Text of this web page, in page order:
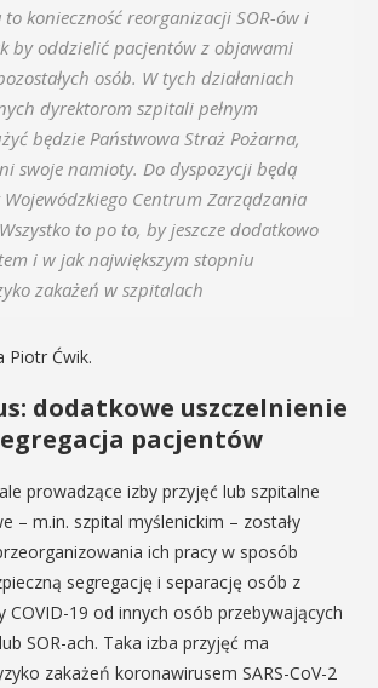
konieczność reorganizacji SOR-ów i
by oddzielić pacjentów z objawami
osób. W tych działaniach
dyrektorom szpitali pełnym
będzie Państwowa Straż Pożarna,
swoje namioty. Do dyspozycji będą
Centrum Zarządzania
to po to, by jeszcze dodatkowo
i w jak największym stopniu
zakażeń w szpitalach
Piotr Ćwik.
dodatkowe uszczelnienie
pacjentów
prowadzące izby przyjęć lub szpitalne
– m.in. szpital myślenickim – zostały
ich pracy w sposób
segregację i separację osób z
19 od innych osób przebywających
SOR-ach. Taka izba przyjęć ma
zakażeń koronawirusem SARS-CoV-2